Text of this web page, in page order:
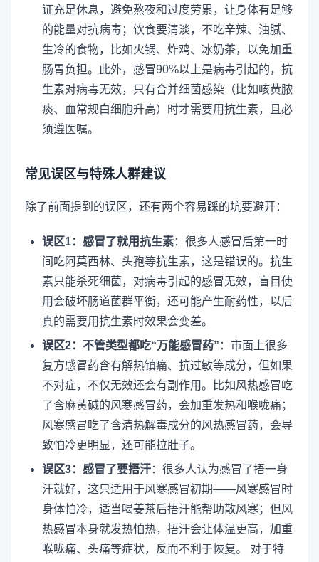
证充足休息，避免熬夜和过度劳累，让身体有足够
的能量对抗病毒；饮食要清淡，不吃辛辣、油腻、
生冷的食物，比如火锅、炸鸡、冰奶茶，以免加重
肠胃负担。此外，感冒90%以上是病毒引起的，抗
生素对病毒无效，只有合并细菌感染（比如咳黄脓
痰、血常规白细胞升高）时才需要用抗生素，且必
须遵医嘱。
常见误区与特殊人群建议
除了前面提到的误区，还有两个容易踩的坑要避开：
误区1：感冒了就用抗生素：很多人感冒后第一时
间吃阿莫西林、头孢等抗生素，这是错误的。抗生
素只能杀死细菌，对病毒引起的感冒无效，盲目使
用会破坏肠道菌群平衡，还可能产生耐药性，以后
真的需要用抗生素时效果会变差。
误区2：不管类型都吃“万能感冒药” ：市面上很多
复方感冒药含有解热镇痛、抗过敏等成分，但如果
不对症，不仅无效还会有副作用。比如风热感冒吃
了含麻黄碱的风寒感冒药，会加重发热和喉咙痛；
风寒感冒吃了含清热解毒成分的风热感冒药，会导
致怕冷更明显，还可能拉肚子。
误区3：感冒了要捂汗：很多人认为感冒了捂一身
汗就好，这只适用于风寒感冒初期——风寒感冒时
身体怕冷，适当喝姜茶后捂汗能帮助散风寒；但风
热感冒本身就发热怕热，捂汗会让体温更高，加重
喉咙痛、头痛等症状，反而不利于恢复。 对于特